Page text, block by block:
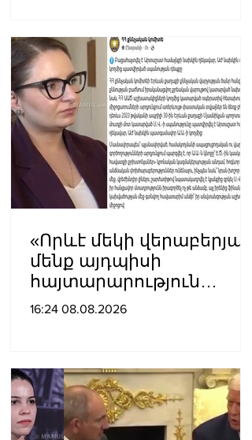
«Որևէ մեկի վերաբերյալ
մենք այդպիսի
հայտարարություն
չպետք է ունենանք»․
16:24 08.08.2026